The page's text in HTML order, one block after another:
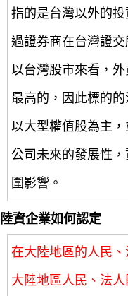
指的是台灣以外的
過證券商在台灣證交
以台灣股市來看，
最高的，因此標的
以大型權值股為主
公司未來的發展性
圍影響。
陸資企業如何認定
在大陸地區的人民
大陸地區人民、法